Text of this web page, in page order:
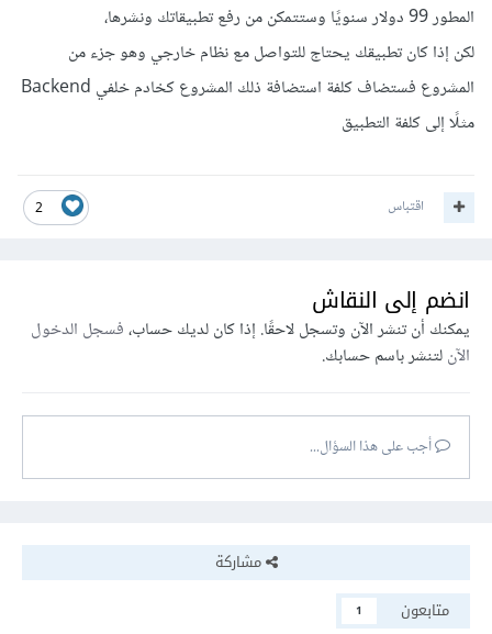
المطور 99 دولار سنويًا وستتمكن من رفع تطبيقاتك ونشرها،
لكن إذا كان تطبيقك يحتاج للتواصل مع نظام خارجي وهو جزء من
المشروع فستضاف كلفة استضافة ذلك المشروع كخادم خلفي Backend
مثلًا إلى كلفة التطبيق
2 اقتباس
انضم إلى النقاش
يمكنك أن تنشر الآن وتسجل لاحقًا. إذا كان لديك حساب،فسجل الدخول
الآنلتنشر باسم حسابك.
أجب على هذا السؤال...
مشاركة
متابعون
1